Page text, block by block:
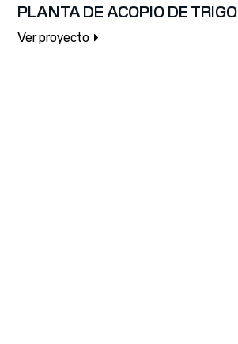
PLANTA DE ACOPIO DE TRIGO
Ver proyecto